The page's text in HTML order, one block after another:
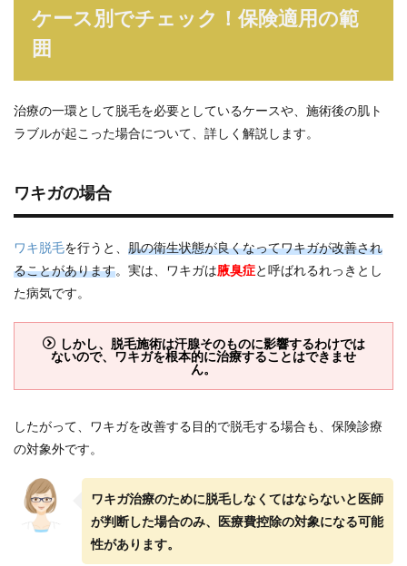
ケース別でチェック！保険適用の範
囲
治療の一環として脱毛を必要としているケースや、施術後の肌ト
ラブルが起こった場合について、詳しく解説します。
ワキガの場合
ワキ脱毛を行うと、 肌の衛生状態が良くなってワキガが改善され
ることがあります。実は、ワキガは腋臭症と呼ばれるれっきとし
た病気です。
しかし、脱毛施術は汗腺そのものに影響するわけでは
ないので、ワキガを根本的に治療することはできませ
ん。
したがって、ワキガを改善する目的で脱毛する場合も、保険診療
の対象外です。
ワキガ治療のために脱毛しなくてはならないと医師
が判断した場合のみ、医療費控除の対象になる可能
性があります。